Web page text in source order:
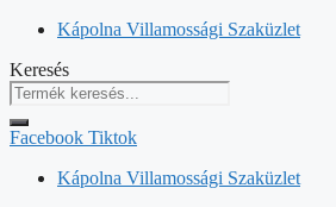
Kilépés
tartalomba
Kápolna Villamossági Szaküzlet
Keresés
Facebook Tiktok
Kápolna Villamossági Szaküzlet